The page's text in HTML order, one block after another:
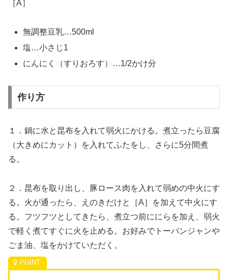
［A］
無調整豆乳…500ml
塩…小さじ1
にんにく（すりおろす）…1/2かけ分
作り方
１．鍋に水と昆布を入れて弱火にかける。煮立ったら豆腐
（大きめにカット）を入れてふたをし、さらに5分間煮
る。
２．昆布を取り出し、豚ロース肉を入れて弱めの中火にす
る。火が通ったら、えのきだけと［A］を加えて中火にす
る。フツフツとしてきたら、煮立つ前ににらを加え、弱火
で軽く煮てすぐに火を止める。お好みでトーバンジャンや
ごま油、塩をかけていただく。